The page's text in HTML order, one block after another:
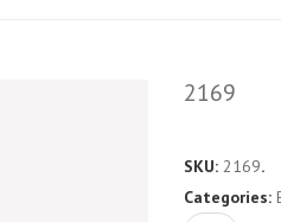
2169
SKU: 2169.
Categories: